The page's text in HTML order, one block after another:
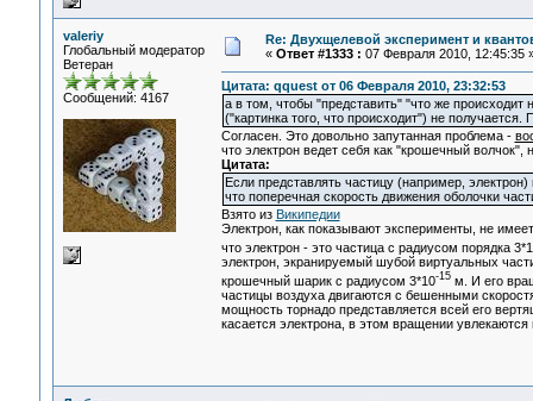
valeriy
Глобальный модератор
Ветеран
Сообщений: 4167
Re: Двухщелевой эксперимент и
« Ответ #1333 : 07 Февраля 2010, 12:45:35
Цитата: qquest от 06 Февраля 2010, 23:32:53
а в том, чтобы "представить" "что же происходит
("картинка того, что происходит") не
Согласен. Это довольно запутанная проблема -
что электрон ведет себя как "крошечный волчок",
Цитата:
Если представлять частицу (например,
что поперечная скорость движения оболочки
Взято из Википедии
Электрон, как показывают эксперименты, не
что электрон - это частица с радиусом порядка
электрон, экранируемый шубой виртуальных
крошечный шарик с радиусом 3*10-15м. И его
частицы воздуха двигаются с бешенными
мощность торнадо представляется всей его
касается электрона, в этом вращении